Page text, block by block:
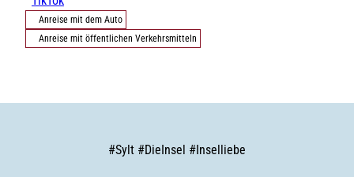
Anreise mit dem Auto
Anreise mit öffentlichen Verkehrsmitteln
#Sylt #DieInsel #Inselliebe